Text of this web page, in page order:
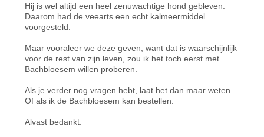
Hij is wel altijd een heel zenuwachtige hond gebleven.
Daarom had de veearts een echt kalmeermiddel
voorgesteld.
Maar vooraleer we deze geven, want dat is waarschijnlijk
voor de rest van zijn leven, zou ik het toch eerst met
Bachbloesem willen proberen.
Als je verder nog vragen hebt, laat het dan maar weten.
Of als ik de Bachbloesem kan bestellen.
Alvast bedankt.